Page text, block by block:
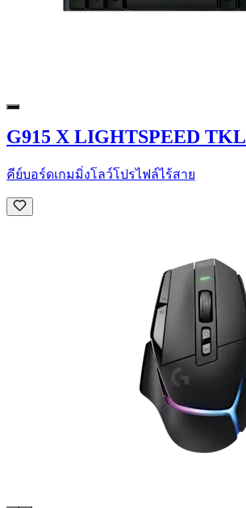
G915 X LIGHTSPEED TKL
คีย์บอร์ดเกมมิ่งโลว์โปรไฟล์ไร้สาย